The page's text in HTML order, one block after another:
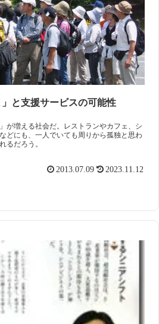
と支援サービスの可能性
が増える社会だ。レストランやカフェ、シ
どにも、一人でいても周りから孤独と思わ
るだろう。
2013.07.09 2023.11.12